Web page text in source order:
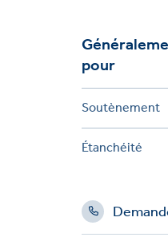
pour
Soutènement
Étanchéité